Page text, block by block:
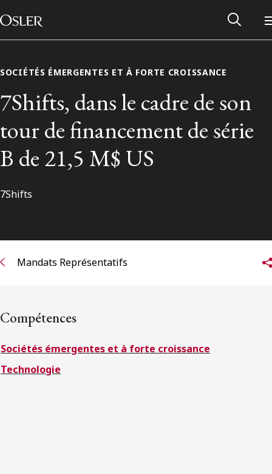
Passer au contenu
Main Navigation
S’abonner aux articles Osler
S’abonner
SOCIÉTÉS ÉMERGENTES ET À FORTE CROISSANCE
7Shifts, dans le cadre de son
tour de financement de série
B de 21,5 M$ US
7Shifts
Mandats Représentatifs
Compétences
Sociétés émergentes et à forte croissance
Technologie